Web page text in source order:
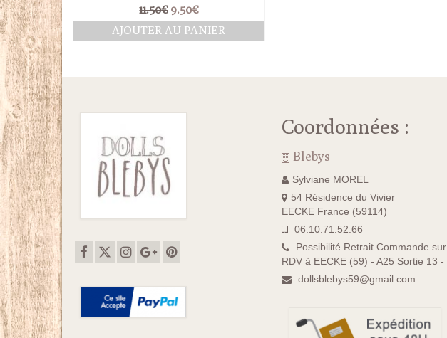
11.50€ Le
prix
initial
9.50€Le
prix
actuel
AJOUTER AU PANIER
Coordonnées :
Blebys
Sylviane MOREL
54 Résidence du Vivier
EECKE France (59114)
06.10.71.52.66
Possibilité Retrait Commande sur
RDV à EECKE (59) - A25 Sortie 13 -
dollsblebys59@gmail.com